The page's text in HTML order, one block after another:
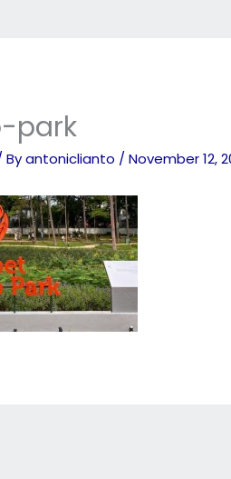
park
Byantoniclianto /November 12,